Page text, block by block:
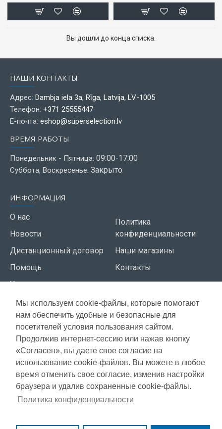
Мы используем cookie-файлы, которые помогают
нам обеспечить удобные и безопасные для
посетителей условия пользования сайтом.
Продолжив интернет-сессию или нажав кнопку
«Согласен», вы даете свое согласие на
использование cookie-файлов. Вы можете в любое
время отменить свое согласие, изменив настройки
браузера и удалив сохраненные cookie-файлы.
Политика конфиденциальности
Вы дошли до конца списка.
НАШИ КОНТАКТЫ
Адрес: Dambja iela 3a, Rīga, Latvija, LV-1005
Телефон: +371 25555447
Е-почта: eshop@superselection.lv
ВРЕМЯ РАБОТЫ
Понедельник - Пятница: 09:00-17:00
Суббота, Воскресенье: Закрыто
ИНФОРМАЦИЯ
О нас
Новости
Дистанционный договор
Помощь
Условия использования
Политика
конфиденциальности
Наши магазины
Контакты
СЕРВИС КЛИЕНТОВ
Доставка
Оплата
Газета акций
Copyright © 2021, Super Selection, Все права защищены